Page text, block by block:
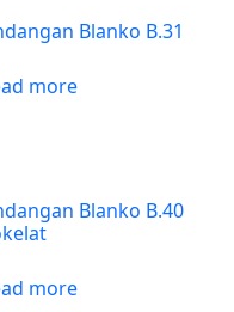
Blanko B.31
more
Blanko B.40
more